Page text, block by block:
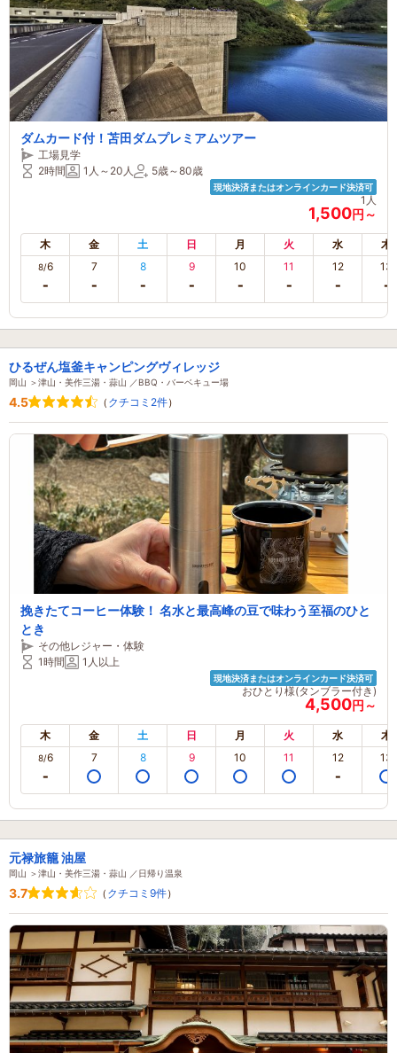
ダムカード付！苫田ダムプレミアムツアー
工場見学
2時間
1人～20人 5歳～80歳
現地決済またはオンラインカード決済可
1人
1,500円～
木 金 土 日 月 火 水 木
8/6 7 8 9 10 11 12 13
ひるぜん塩釜キャンピングヴィレッジ
岡山 ＞津山・美作三湯・蒜山 ／BBQ・バーベキュー場
4.5 （ クチコミ2件）
挽きたてコーヒー体験！ 名水と最高峰の豆で味わう至福のひと
とき
その他レジャー・体験
1時間
1人以上
現地決済またはオンラインカード決済可
おひとり様(タンブラー付き)
4,500円～
木 金 土 日 月 火 水 木
8/6 7 8 9 10 11 12 13
元禄旅籠 油屋
岡山 ＞津山・美作三湯・蒜山 ／日帰り温泉
3.7 （ クチコミ9件）